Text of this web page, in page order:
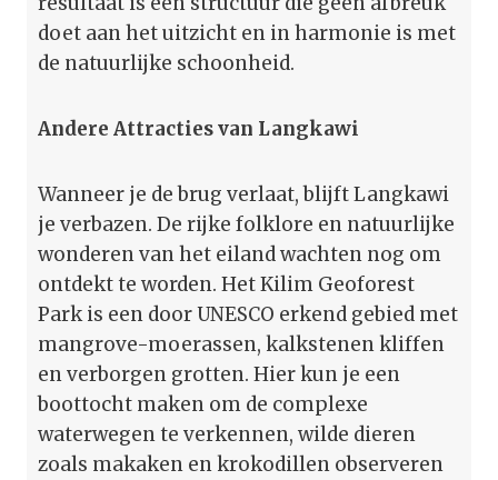
doet aan het uitzicht en in harmonie is met
de natuurlijke schoonheid.
Andere Attracties van Langkawi
Wanneer je de brug verlaat, blijft Langkawi
je verbazen. De rijke folklore en natuurlijke
wonderen van het eiland wachten nog om
ontdekt te worden. Het Kilim Geoforest
Park is een door UNESCO erkend gebied met
mangrove-moerassen, kalkstenen kliffen
en verborgen grotten. Hier kun je een
boottocht maken om de complexe
waterwegen te verkennen, wilde dieren
zoals makaken en krokodillen observeren